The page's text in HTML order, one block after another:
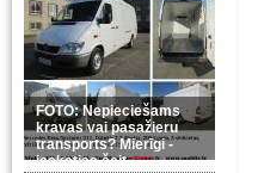
FOTO: Nepieciešams
kravas vai pasažieru
transports? Mierīgi -
ieskaties šeit(35)